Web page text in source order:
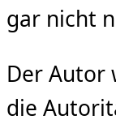
gar nicht
Der Autor
die